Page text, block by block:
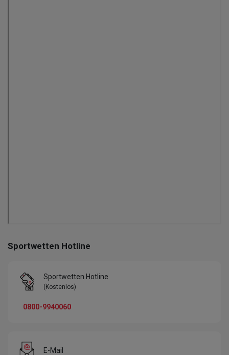
Sportwetten Hotline
Sportwetten Hotline
(Kostenlos)
0800-9940060
E-Mail